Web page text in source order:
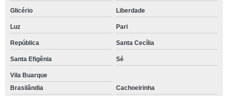
SUPORTE PARA LUMINARIA PUBLICA
Glicério Liberdade
Luz Pari
República Santa Cecília
Santa Efigênia Sé
Vila Buarque
Brasilândia
Cachoeirinha